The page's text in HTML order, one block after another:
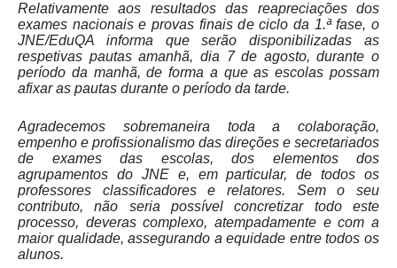
Relativamente aos resultados das reapreciações dos
exames nacionais e provas finais de ciclo da 1.ª fase, o
JNE/EduQA informa que serão disponibilizadas as
respetivas pautas amanhã, dia 7 de agosto, durante o
período da manhã, de forma a que as escolas possam
afixar as pautas durante o período da tarde.
Agradecemos sobremaneira toda a colaboração,
empenho e profissionalismo das direções e secretariados
de exames das escolas, dos elementos dos
agrupamentos do JNE e, em particular, de todos os
professores classificadores e relatores. Sem o seu
contributo, não seria possível concretizar todo este
processo, deveras complexo, atempadamente e com a
maior qualidade, assegurando a equidade entre todos os
alunos.